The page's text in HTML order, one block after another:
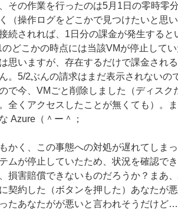
その作業を行ったのは5月1日の零時零
（操作ログをどこかで見つけたいと思
続されれば、1日分の課金が発生すると
のどこかの時点には当該VMが停止して
思いますが、存在するだけで課金され
。5/2ぶんの請求はまだ表示されないの
で今、VMごと削除しました（ディスク
全くアクセスしたことが無くても）。
Azure（＾ー＾；
かく、この事態への対処が遅れてしま
ムが停止していたため、状況を確認で
損害賠償できないものだろうか？まあ
契約した（ボタンを押した）あなたが
たあなたがが悪いと言われそうだけど…